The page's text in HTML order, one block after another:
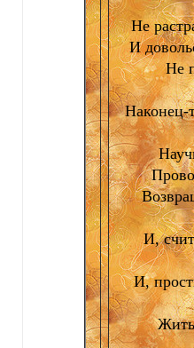
Не
И
Не
Наконец-
И,
И,